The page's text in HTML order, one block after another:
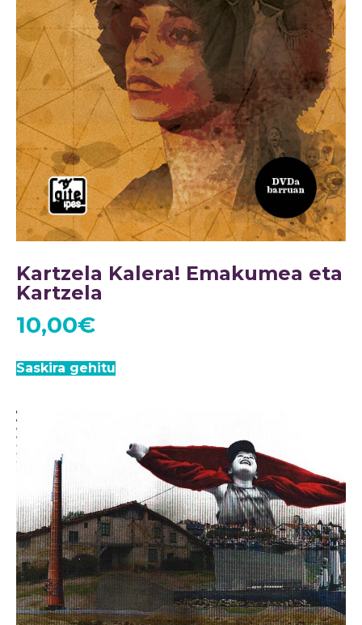
Kartzela Kalera! Emakumea eta
Kartzela
10,00€
Saskira gehitu